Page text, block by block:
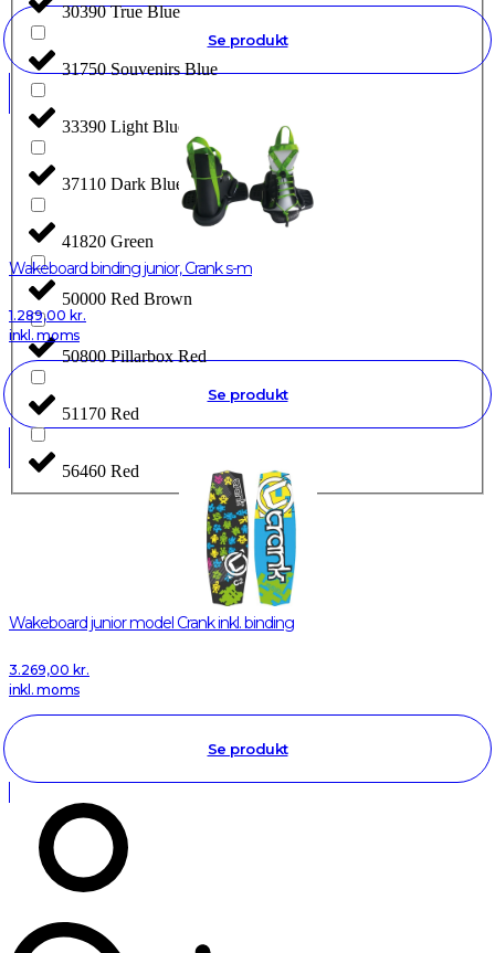
30390 True Blue
31750 Souvenirs Blue
33390 Light Blue
37110 Dark Blue
41820 Green
50000 Red Brown
50800 Pillarbox Red
51170 Red
56460 Red
Se produkt
Wakeboard binding junior, Crank s-m
1.289,00 kr.
inkl. moms
Se produkt
Wakeboard junior model Crank inkl. binding
3.269,00 kr.
inkl. moms
Se produkt